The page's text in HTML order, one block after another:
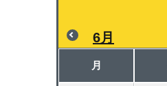
6月
月